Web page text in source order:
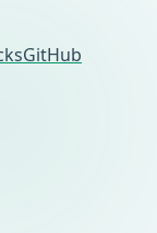
GitHub